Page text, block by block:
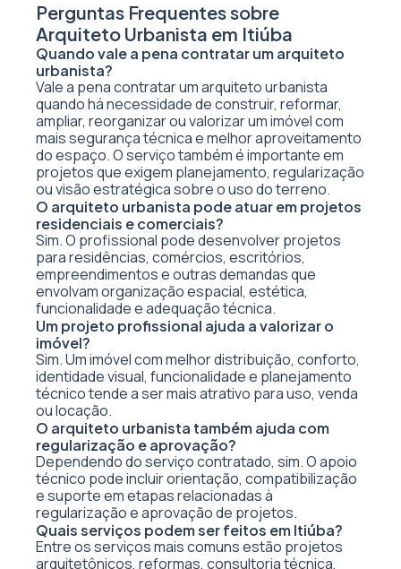
Perguntas Frequentes sobre
Arquiteto Urbanista em Itiúba
Quando vale a pena contratar um arquiteto
urbanista?
Vale a pena contratar um arquiteto urbanista
quando há necessidade de construir, reformar,
ampliar, reorganizar ou valorizar um imóvel com
mais segurança técnica e melhor aproveitamento
do espaço. O serviço também é importante em
projetos que exigem planejamento, regularização
ou visão estratégica sobre o uso do terreno.
O arquiteto urbanista pode atuar em projetos
residenciais e comerciais?
Sim. O profissional pode desenvolver projetos
para residências, comércios, escritórios,
empreendimentos e outras demandas que
envolvam organização espacial, estética,
funcionalidade e adequação técnica.
Um projeto profissional ajuda a valorizar o
imóvel?
Sim. Um imóvel com melhor distribuição, conforto,
identidade visual, funcionalidade e planejamento
técnico tende a ser mais atrativo para uso, venda
ou locação.
O arquiteto urbanista também ajuda com
regularização e aprovação?
Dependendo do serviço contratado, sim. O apoio
técnico pode incluir orientação, compatibilização
e suporte em etapas relacionadas à
regularização e aprovação de projetos.
Quais serviços podem ser feitos em Itiúba?
Entre os serviços mais comuns estão projetos
arquitetônicos, reformas, consultoria técnica,